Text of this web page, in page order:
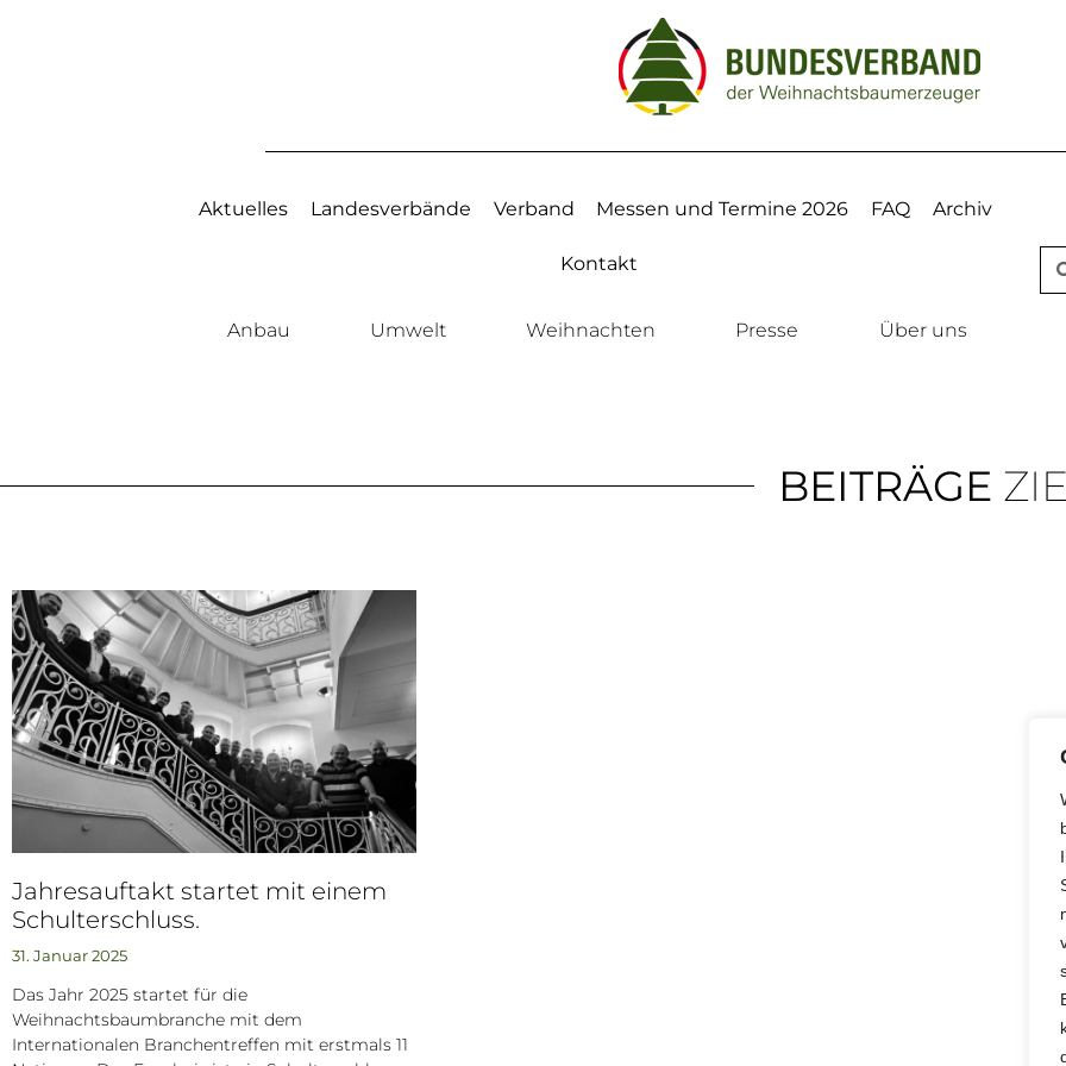
Aktuelles Landesverbände Verband Messen und Termine 2026 FAQ Archiv
Kontakt
Anbau Umwelt Weihnachten Presse Über uns
BEITRÄGE
Jahresauftakt startet mit einem
Schulterschluss.
31. Januar 2025
Das Jahr 2025 startet für die
Weihnachtsbaumbranche mit dem
Internationalen Branchentreffen mit erstmals 11